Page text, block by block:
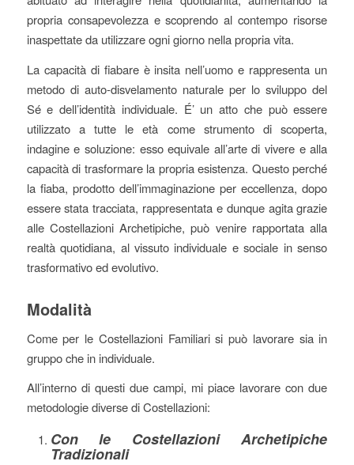
propria consapevolezza e scoprendo al contempo risorse
inaspettate da utilizzare ogni giorno nella propria vita.
La capacità di fiabare è insita nell’uomo e rappresenta un
metodo di auto-disvelamento naturale per lo sviluppo del
Sé e dell’identità individuale. É’ un atto che può essere
utilizzato a tutte le età come strumento di scoperta,
indagine e soluzione: esso equivale all’arte di vivere e alla
capacità di trasformare la propria esistenza. Questo perché
la fiaba, prodotto dell’immaginazione per eccellenza, dopo
essere stata tracciata, rappresentata e dunque agita grazie
alle Costellazioni Archetipiche, può venire rapportata alla
realtà quotidiana, al vissuto individuale e sociale in senso
trasformativo ed evolutivo.
Modalità
Come per le Costellazioni Familiari si può lavorare sia in
gruppo che in individuale.
All’interno di questi due campi, mi piace lavorare con due
metodologie diverse di Costellazioni:
Con le Costellazioni Archetipiche
Tradizionali